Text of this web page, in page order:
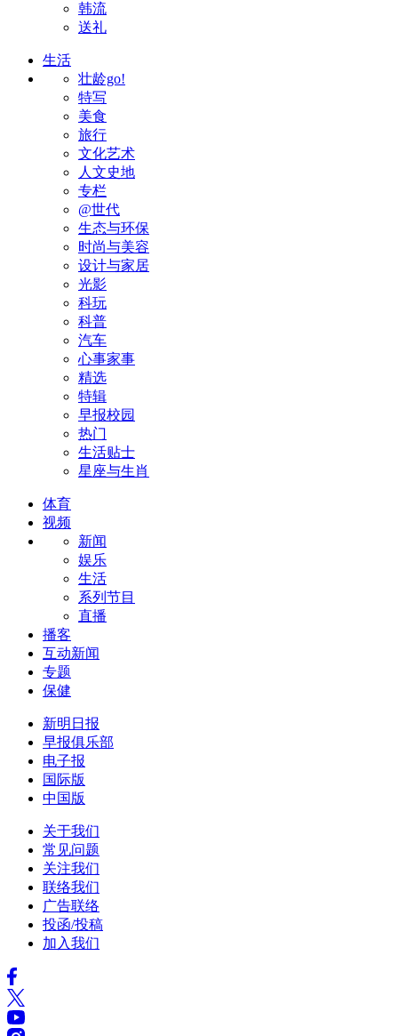
韩流
送礼
生活
壮龄go!
特写
美食
旅行
文化艺术
人文史地
专栏
@世代
生态与环保
时尚与美容
设计与家居
光影
科玩
科普
汽车
心事家事
精选
特辑
早报校园
热门
生活贴士
星座与生肖
体育
视频
新闻
娱乐
生活
系列节目
直播
播客
互动新闻
专题
保健
新明日报
早报俱乐部
电子报
国际版
中国版
关于我们
常见问题
关注我们
联络我们
广告联络
投函/投稿
加入我们